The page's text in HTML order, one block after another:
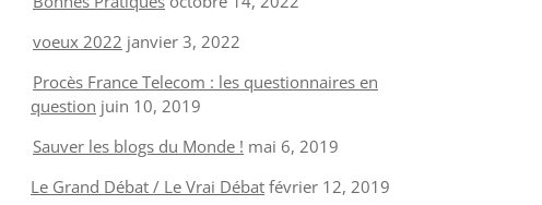
voeux 2022 janvier 3, 2022
Procès France Telecom : les questionnaires en
question juin 10, 2019
Sauver les blogs du Monde ! mai 6, 2019
Le Grand Débat / Le Vrai Débat février 12, 2019